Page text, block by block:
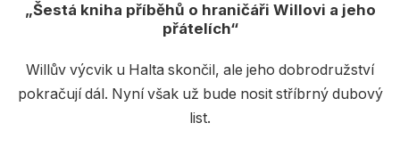
Kuchařky
Počítače
Poezie
Populárně - naučná pro dospělé
Šestá kniha příběhů o hraničáři Willovi a jeho
přátelích
Willův výcvik u Halta skončil, ale jeho dobrodružství
pokračují dál. Nyní však už bude nosit stříbrný dubový
list.